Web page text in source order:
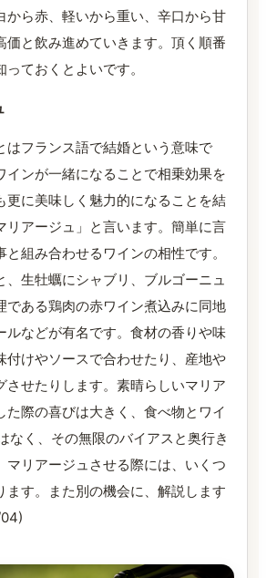
から赤、軽いから重い、辛口から甘
価と飲み進めていきます。頂く順番
ておくとよいです。
はフランス語で結婚という意味で
インが一緒になることで相乗効果を
更に美味しく魅力的になることを結
リアージュ」と言います。簡単に言
と組み合わせるワインの相性です。
、生牡蠣にシャブリ、ブルゴーニュ
である鶏肉の赤ワイン煮込みに同地
ルなどが有名です。食材の香りや味
付けやソースで合わせたり、産地や
させたりします。素晴らしいマリア
た際の喜びは大きく、食べ物とワイ
なく、その無限のバイアスと奥行き
マリアージュさせる際には、いくつ
ます。また別の機会に、解説します